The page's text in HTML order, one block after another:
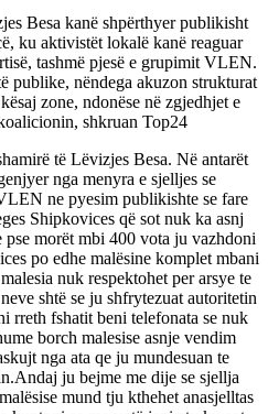
Besa kanë shpërthyer publikisht
ku aktivistët lokalë kanë reaguar
tashmë pjesë e grupimit VLEN.
publike, nëndega akuzon strukturat
zone, ndonëse në zgjedhjet e
shkruan Top24
të Lëvizjes Besa. Në antarët
nga menyra e sjelljes se
ne pyesim publikishte se fare
Shipkovices që sot nuk ka asnj
morët mbi 400 vota ju vazhdoni
po edhe malësine komplet mbani
nuk respektohet per arsye te
shtë se ju shfrytezuat autoritetin
rreth fshatit beni telefonata se nuk
borch malesise asnje vendim
nga ata qe ju mundesuan te
ju bejme me dije se sjellja
mund tju kthehet anasjelltas